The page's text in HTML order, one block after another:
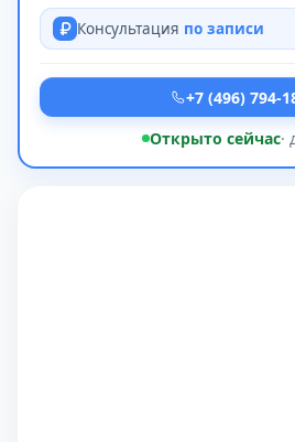
Консультация по записи
+7 (496) 794-
Открыто сейчас·